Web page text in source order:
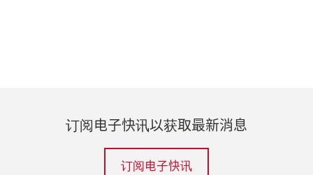
订阅电子快讯以获取最新消息
订阅电子快讯